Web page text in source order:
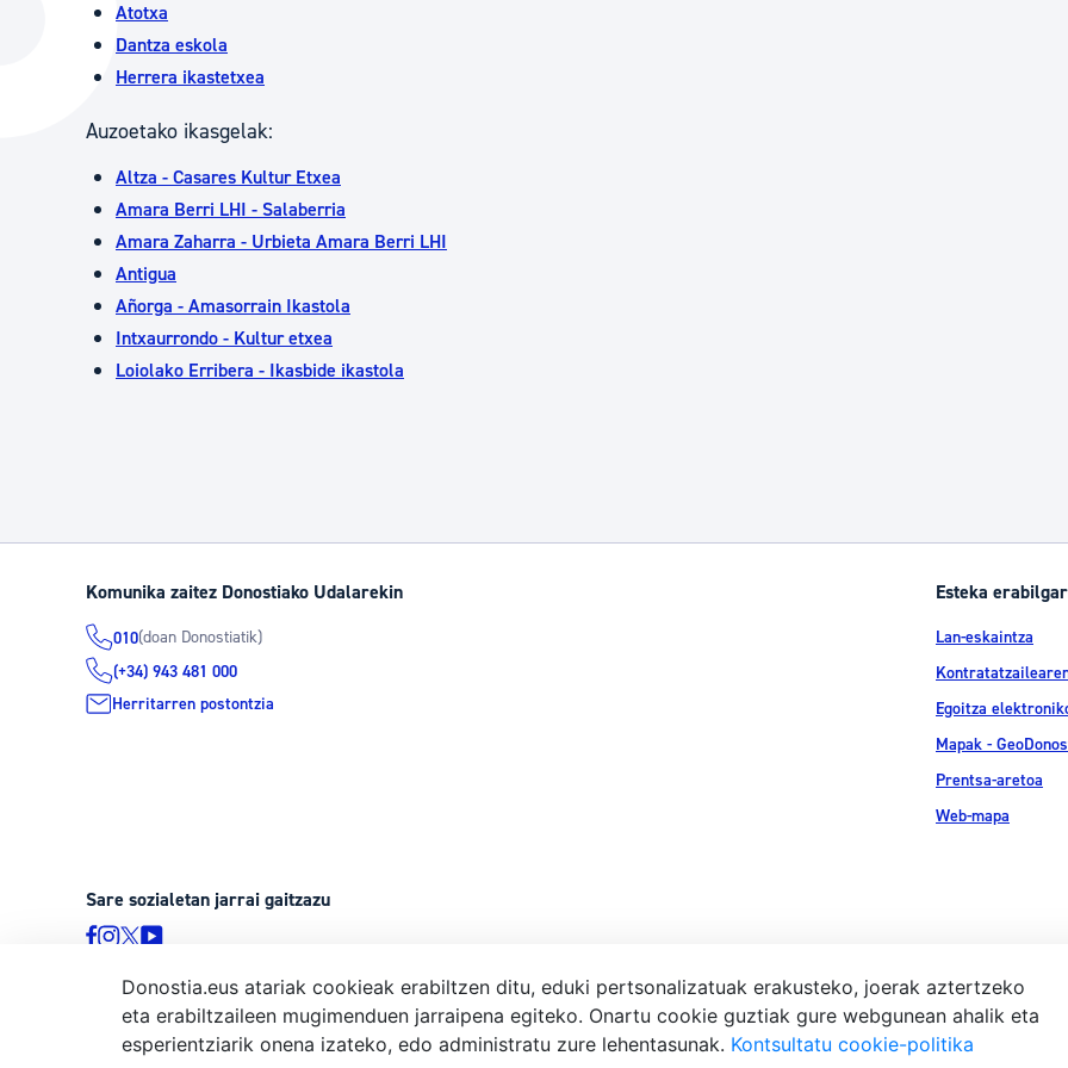
Hiria
Hiria orain
Atotxa
Dantza eskola
Herrera ikastetxea
Auzoetako ikasgelak:
Altza - Casares Kultur Etxea
Amara Berri LHI - Salaberria
Amara Zaharra - Urbieta Amara Berri LHI
Antigua
Añorga - Amasorrain Ikastola
Intxaurrondo - Kultur etxea
Loiolako Erribera - Ikasbide ikastola
Komunika zaitez Donostiako Udalarekin
010(doan Donostiatik)
(+34) 943 481 000
Herritarren postontzia
Esteka
Lan-eskaintza
Egoitza
Mapak -
Prentsa-aretoa
Web-mapa
Sare sozialetan jarrai gaitzazu
© Donostiako Udala, Ijentea 1, 20003 Donostia Lege-
Donostia.eus atariak cookieak erabiltzen ditu, eduki pertsonalizatuak erakusteko, joerak aztertzeko
eta erabiltzaileen mugimenduen jarraipena egiteko. Onartu cookie guztiak gure webgunean ahalik eta
esperientziarik onena izateko, edo administratu zure lehentasunak. Kontsultatu cookie-politika